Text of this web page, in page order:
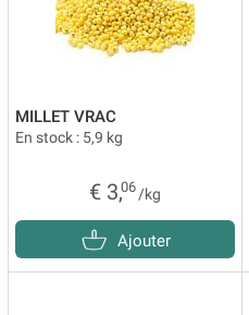
MILLET VRAC
En stock : 5,9 kg
€ 3,06 /kg
Ajouter